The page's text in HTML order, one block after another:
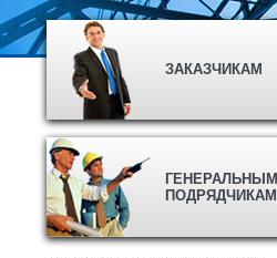
ЗАКАЗЧИКАМ
ГЕНЕРАЛЬНЫМ
ПОДРЯДЧИКАМ